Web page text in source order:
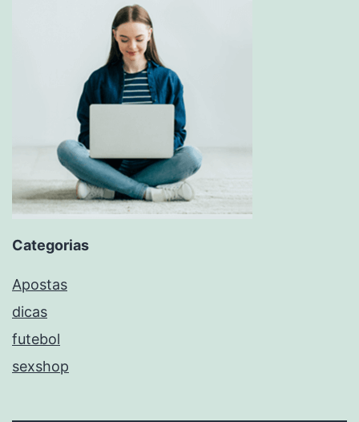
Categorias
Apostas
dicas
futebol
sexshop